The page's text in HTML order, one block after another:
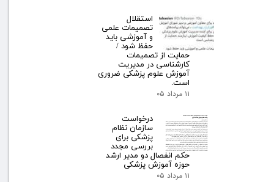
استقلال
تصمیمات علمی
و آموزشی باید
حفظ شود /
حمایت از تصمیمات
کارشناسی در مدیریت
آموزش علوم پزشکی ضروری
است.
۱۱ مرداد ۰۵
درخواست
سازمان نظام
پزشکی برای
بررسی مجدد
حکم انفصال دو مدیر ارشد
حوزه آموزش پزشکی
۱۱ مرداد ۰۵